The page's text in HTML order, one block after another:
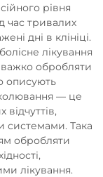
рівня
час тривалих
дні в клініці.
лікування
важко обробляти
описують
— це
відчуттів,
системами. Така
обробляти
лікування.